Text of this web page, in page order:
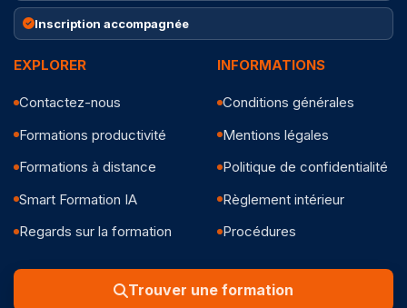
Inscription accompagnée
EXPLORER
Contactez-nous
Formations productivité
Formations à distance
Smart Formation IA
Regards sur la formation
INFORMATIONS
Conditions générales
Mentions légales
Politique de confidentialité
Règlement intérieur
Procédures
Trouver une formation